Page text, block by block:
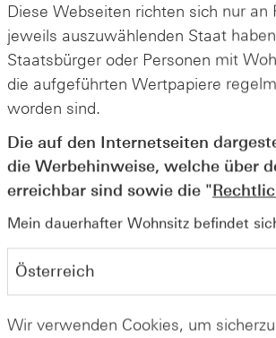
AUGUST
04
Diese Webseiten richten sich nur
jeweils auszuwählenden Staat
Staatsbürger oder Personen mit
die aufgeführten Wertpapiere
worden sind.
Die auf den Internetseiten
die Werbehinweise, welche über
erreichbar sind sowie die "
Mein dauerhafter Wohnsitz befindet
Wir verwenden Cookies, um